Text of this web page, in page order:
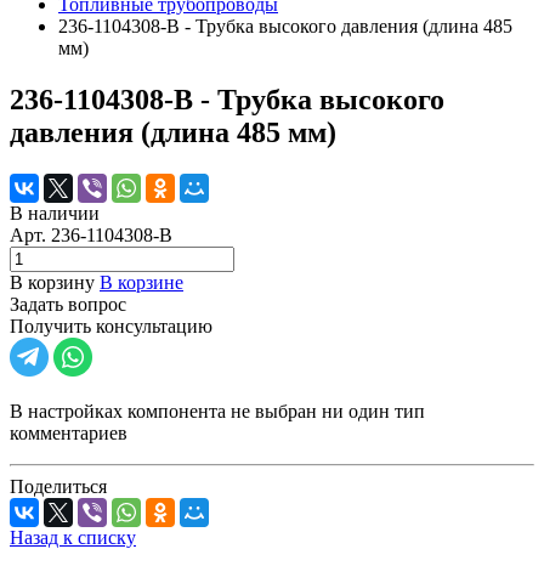
Топливные трубопроводы
236-1104308-В - Трубка высокого давления (длина 485
мм)
236-1104308-В - Трубка высокого
давления (длина 485 мм)
В наличии
Арт. 236-1104308-В
В корзину В корзине
Задать вопрос
Получить консультацию
В настройках компонента не выбран ни один тип
комментариев
Поделиться
Назад к списку